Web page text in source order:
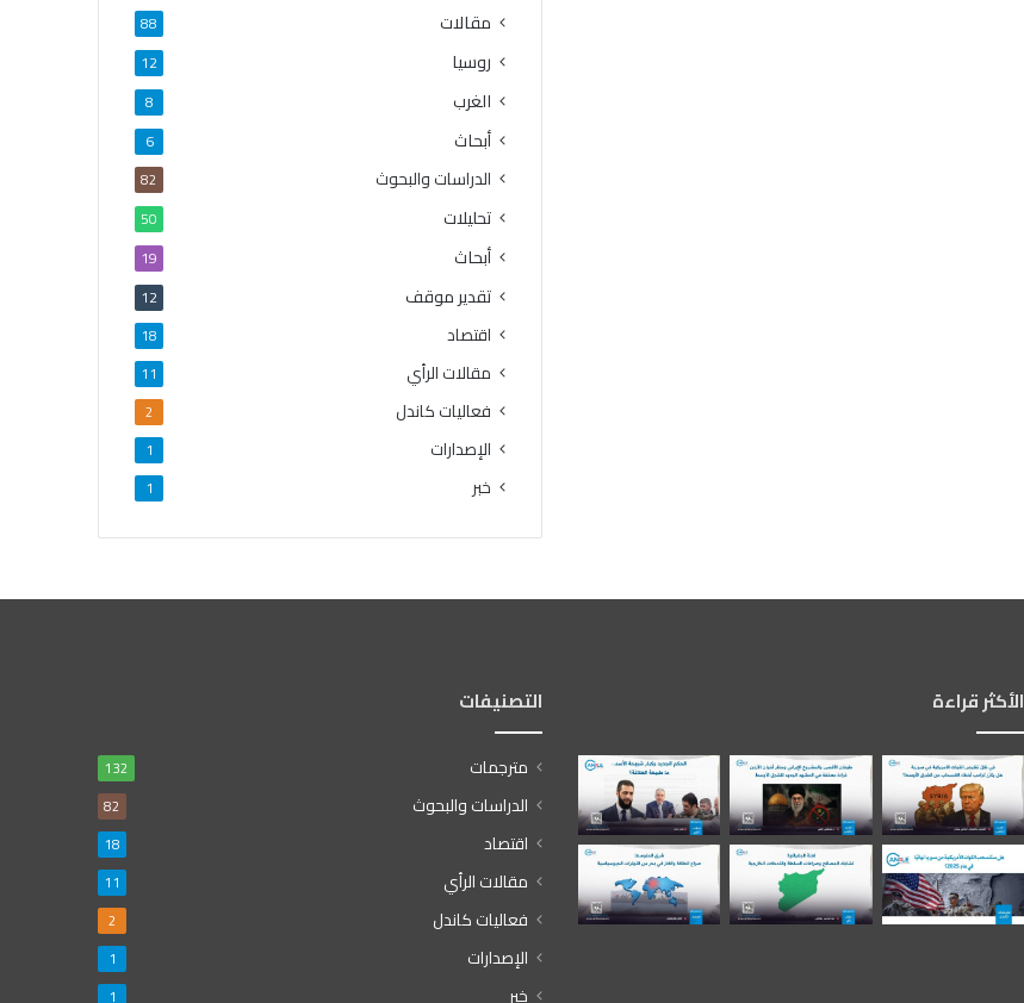
مقالات 88
روسيا 12
الغرب 8
أبحاث 6
الدراسات والبحوث 82
تحليلات 50
أبحاث 19
تقدير موقف 12
اقتصاد 18
مقالات الرأي 11
فعاليات كاندل 2
الإصدارات 1
خبر 1
الأكثر قراءة التصنيفات
مترجمات 132
الدراسات والبحوث 82
اقتصاد 18
مقالات الرأي 11
فعاليات كاندل 2
الإصدارات 1
خبر 1